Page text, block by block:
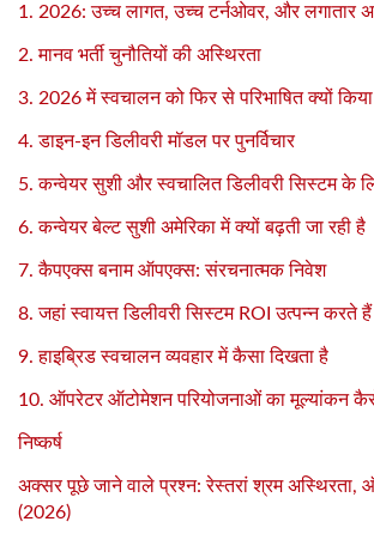
1. 2026: उच्च लागत, उच्च टर्नओवर, और लगातार
2. मानव भर्ती चुनौतियों की अस्थिरता
3. 2026 में स्वचालन को फिर से परिभाषित क्यों किया
4. डाइन-इन डिलीवरी मॉडल पर पुनर्विचार
5. कन्वेयर सुशी और स्वचालित डिलीवरी सिस्टम के
6. कन्वेयर बेल्ट सुशी अमेरिका में क्यों बढ़ती जा रही है
7. कैपएक्स बनाम ऑपएक्स: संरचनात्मक निवेश
8. जहां स्वायत्त डिलीवरी सिस्टम ROI उत्पन्न करते हैं
9. हाइब्रिड स्वचालन व्यवहार में कैसा दिखता है
10. ऑपरेटर ऑटोमेशन परियोजनाओं का मूल्यांकन
निष्कर्ष
अक्सर पूछे जाने वाले प्रश्न: रेस्तरां श्रम अस्थिरता,
(2026)